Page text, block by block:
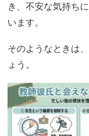
き、不安な気持ち
います。
そのようなときは
ょう。